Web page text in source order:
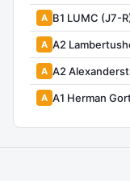
A B1 LUMC (J7-
A A2
A A2
A A1 Herman